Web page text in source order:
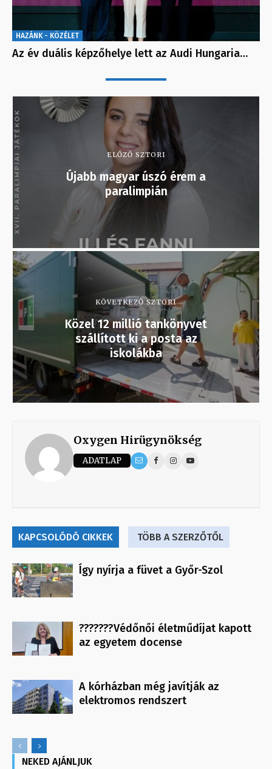
HAZÁNK - KÖZÉLET
Az év duális képzőhelye lett az Audi Hungaria…
ELŐZŐ SZTORI
Újabb magyar úszó érem a
paralimpián
KÖVETKEZŐ SZTORI
Közel 12 millió tankönyvet
szállított ki a posta az
iskolákba
Oxygen Hirügynökség
ADATLAP
KAPCSOLÓDÓ CIKKEK TÖBB A SZERZŐTŐL
Így nyírja a füvet a Győr-Szol
???????Védőnői életműdíjat kapott
az egyetem docense
A kórházban még javítják az
elektromos rendszert
NEKED AJÁNLJUK